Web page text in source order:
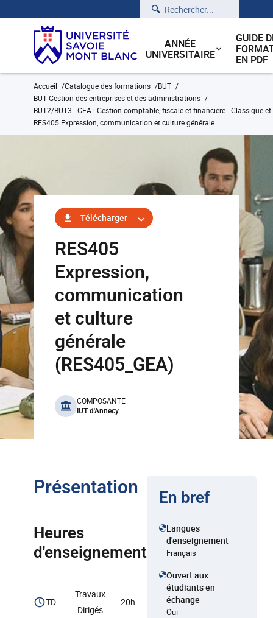
Rechercher
ANNÉE
UNIVERSITAIRE
GUIDE
EN PDF
Accueil Catalogue des formations
BUT
BUT Gestion des entreprises et des administrations
BUT2/BUT3 - GEA : Gestion comptable, fiscale et financière - Classique
RES405 Expression, communication et culture générale
Télécharger
RES405
Expression,
communication
et culture
générale
(RES405_GEA)
benefits
COMPOSANTE
IUT d'Annecy
Présentation
Heures
d'enseignement
TD
Travaux
Dirigés
20h
En bref
Langues
d'enseignement
Français
Ouvert aux
étudiants en
échange
Oui